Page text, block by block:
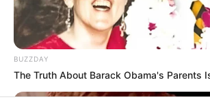
DIE BESTEN SALAT DRESSINGS
die besten hausgemachten BBQ
variationen
BUZZDAY
The Truth About Barack Obama's Parents